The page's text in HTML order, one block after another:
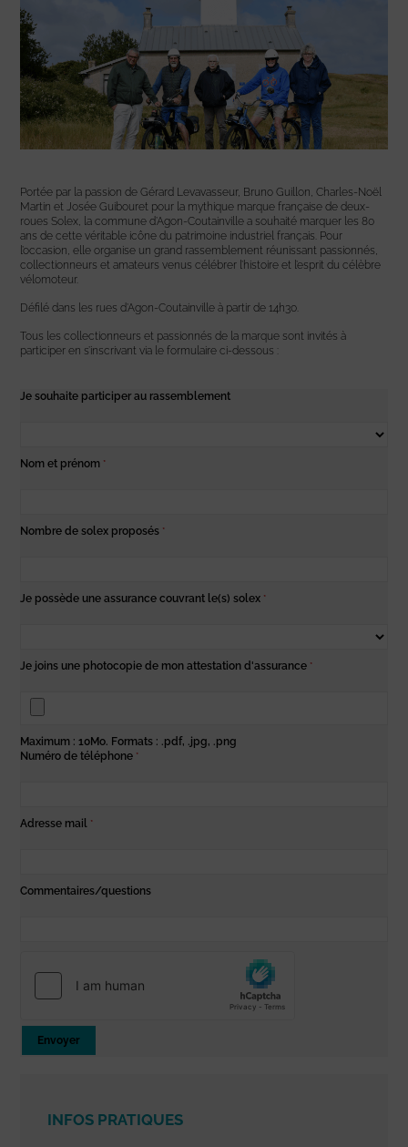
Portée par la passion de Gérard Levavasseur, Bruno Guillon, Charles-Noël
Martin et Josée Guibouret pour la mythique marque française de deux-
roues Solex, la commune d’Agon-Coutainville a souhaité marquer les 80
ans de cette véritable icône du patrimoine industriel français. Pour
l’occasion, elle organise un grand rassemblement réunissant passionnés,
collectionneurs et amateurs venus célébrer l’histoire et l’esprit du célèbre
vélomoteur.
Défilé dans les rues d’Agon-Coutainville à partir de 14h30.
Tous les collectionneurs et passionnés de la marque sont invités à
participer en s’inscrivant via le formulaire ci-dessous :
Je souhaite participer au rassemblement
Nom et prénom *
Nombre de solex proposés *
Je possède une assurance couvrant le(s) solex *
Je joins une photocopie de mon attestation d'assurance *
Maximum : 10Mo. Formats : .pdf, .jpg, .png
Numéro de téléphone *
Adresse mail *
Commentaires/questions
Envoyer
INFOS PRATIQUES